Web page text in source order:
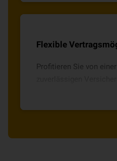
Flexible
Profitieren Sie von